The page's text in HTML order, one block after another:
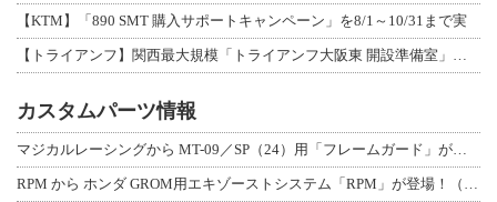
【KTM】「890 SMT 購入サポートキャンペーン」を8/1～10/31まで実
カスタムパーツ情報